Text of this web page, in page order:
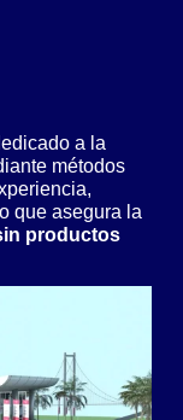
a la
métodos
que asegura la
productos